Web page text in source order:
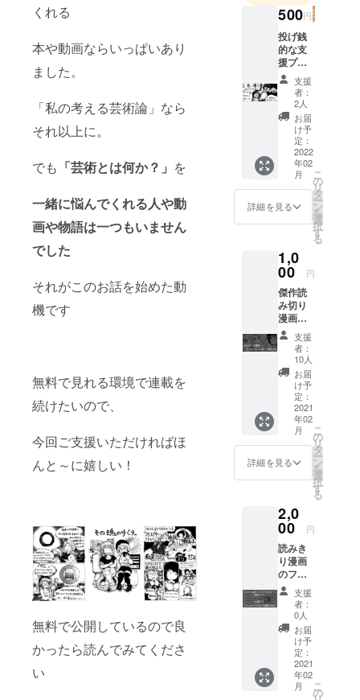
くれる
本や動画ならいっぱいあり
ました。
「私の考える芸術論」なら
それ以上に。
でも 「芸術とは何か？」 を
一緒に悩んでくれる人や動
画や物語は一つもいません
でした
それがこのお話を始めた動
機です
無料で見れる環境で連載を
続けたいので、
今回ご支援いただければほ
んと～に嬉しい！
無料で公開しているので良
かったら読んでみてくださ
い
500円
投げ銭
的な支
援プラ
ン！ お
礼の
メール
だけで
も 送ら
せて頂
きま
す！ そ
んで
もって
１年く
らいか
けてHP
〈その
魂のゆ
くえ〉
を完結
させま
す！ あ
りがと
うござ
いま
す！
支援
者：
2人
お届
け予
定：
2022
年02
月
詳細を見る
こ
の
リ
タ
ー
ン
を
選
択
す
る
1,0
00 円
傑作読
み切り
漫画
〈創作
文芸
サーク
ルキャ
ロット
通信の
崩壊〉
と 〈イ
ンター
ネット
はどこ
へ行く
のか〉
漫画
（横
800px
）を 送
らせて
いただ
きま
す！ 単
品なら
DL同人
サイト
で買っ
たほう
が安い
けれ
支援
者：
10人
お届
け予
定：
2021
年02
月
詳細を見る
こ
の
リ
タ
ー
ン
を
選
択
す
る
2,0
00 円
読みき
り漫画
のファ
イルに
加えて
漫画サ
イト上
で 感謝
の気持
ちを込
めてあ
なたの
支援
者：
0人
お届
け予
定：
2021
年02
月
こ
の